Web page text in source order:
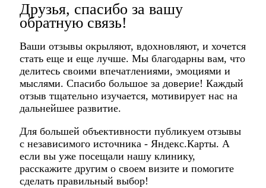
Друзья, спасибо за вашу
обратную связь!
Ваши отзывы окрыляют, вдохновляют, и хочется
стать еще и еще лучше. Мы благодарны вам, что
делитесь своими впечатлениями, эмоциями и
мыслями. Спасибо большое за доверие! Каждый
отзыв тщательно изучается, мотивирует нас на
дальнейшее развитие.
Для большей объективности публикуем отзывы
с независимого источника - Яндекс.Карты. А
если вы уже посещали нашу клинику,
расскажите другим о своем визите и помогите
сделать правильный выбор!